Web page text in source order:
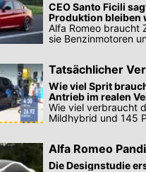
CEO Santo Ficili
Produktion bleiben
Alfa Romeo braucht
sie Benzinmotoren
Tatsächlicher
Wie viel Sprit
Antrieb im realen
Wie viel verbraucht
Mildhybrid und 145
Alfa Romeo
Die Designstudie